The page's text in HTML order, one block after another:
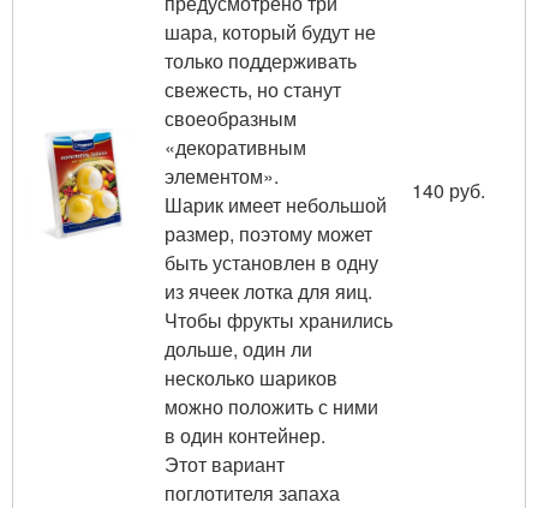
шара, который будут не
только поддерживать
свежесть, но станут
своеобразным
«декоративным
элементом».
Шарик имеет небольшой
размер, поэтому может
быть установлен в одну
из ячеек лотка для яиц.
Чтобы фрукты хранились
дольше, один ли
несколько шариков
можно положить с ними
в один контейнер.
Этот вариант
поглотителя запаха
140 руб.